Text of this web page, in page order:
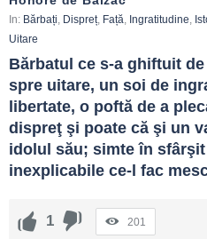
In: Bărbați Dispreț Față Ingratitudine
Uitare
Bărbatul ce s-a ghiftuit
spre uitare, un soi de
libertate, o poftă de a
dispreţ şi poate că şi un
idolul său; simte în
inexplicabile ce-l fac
1 201